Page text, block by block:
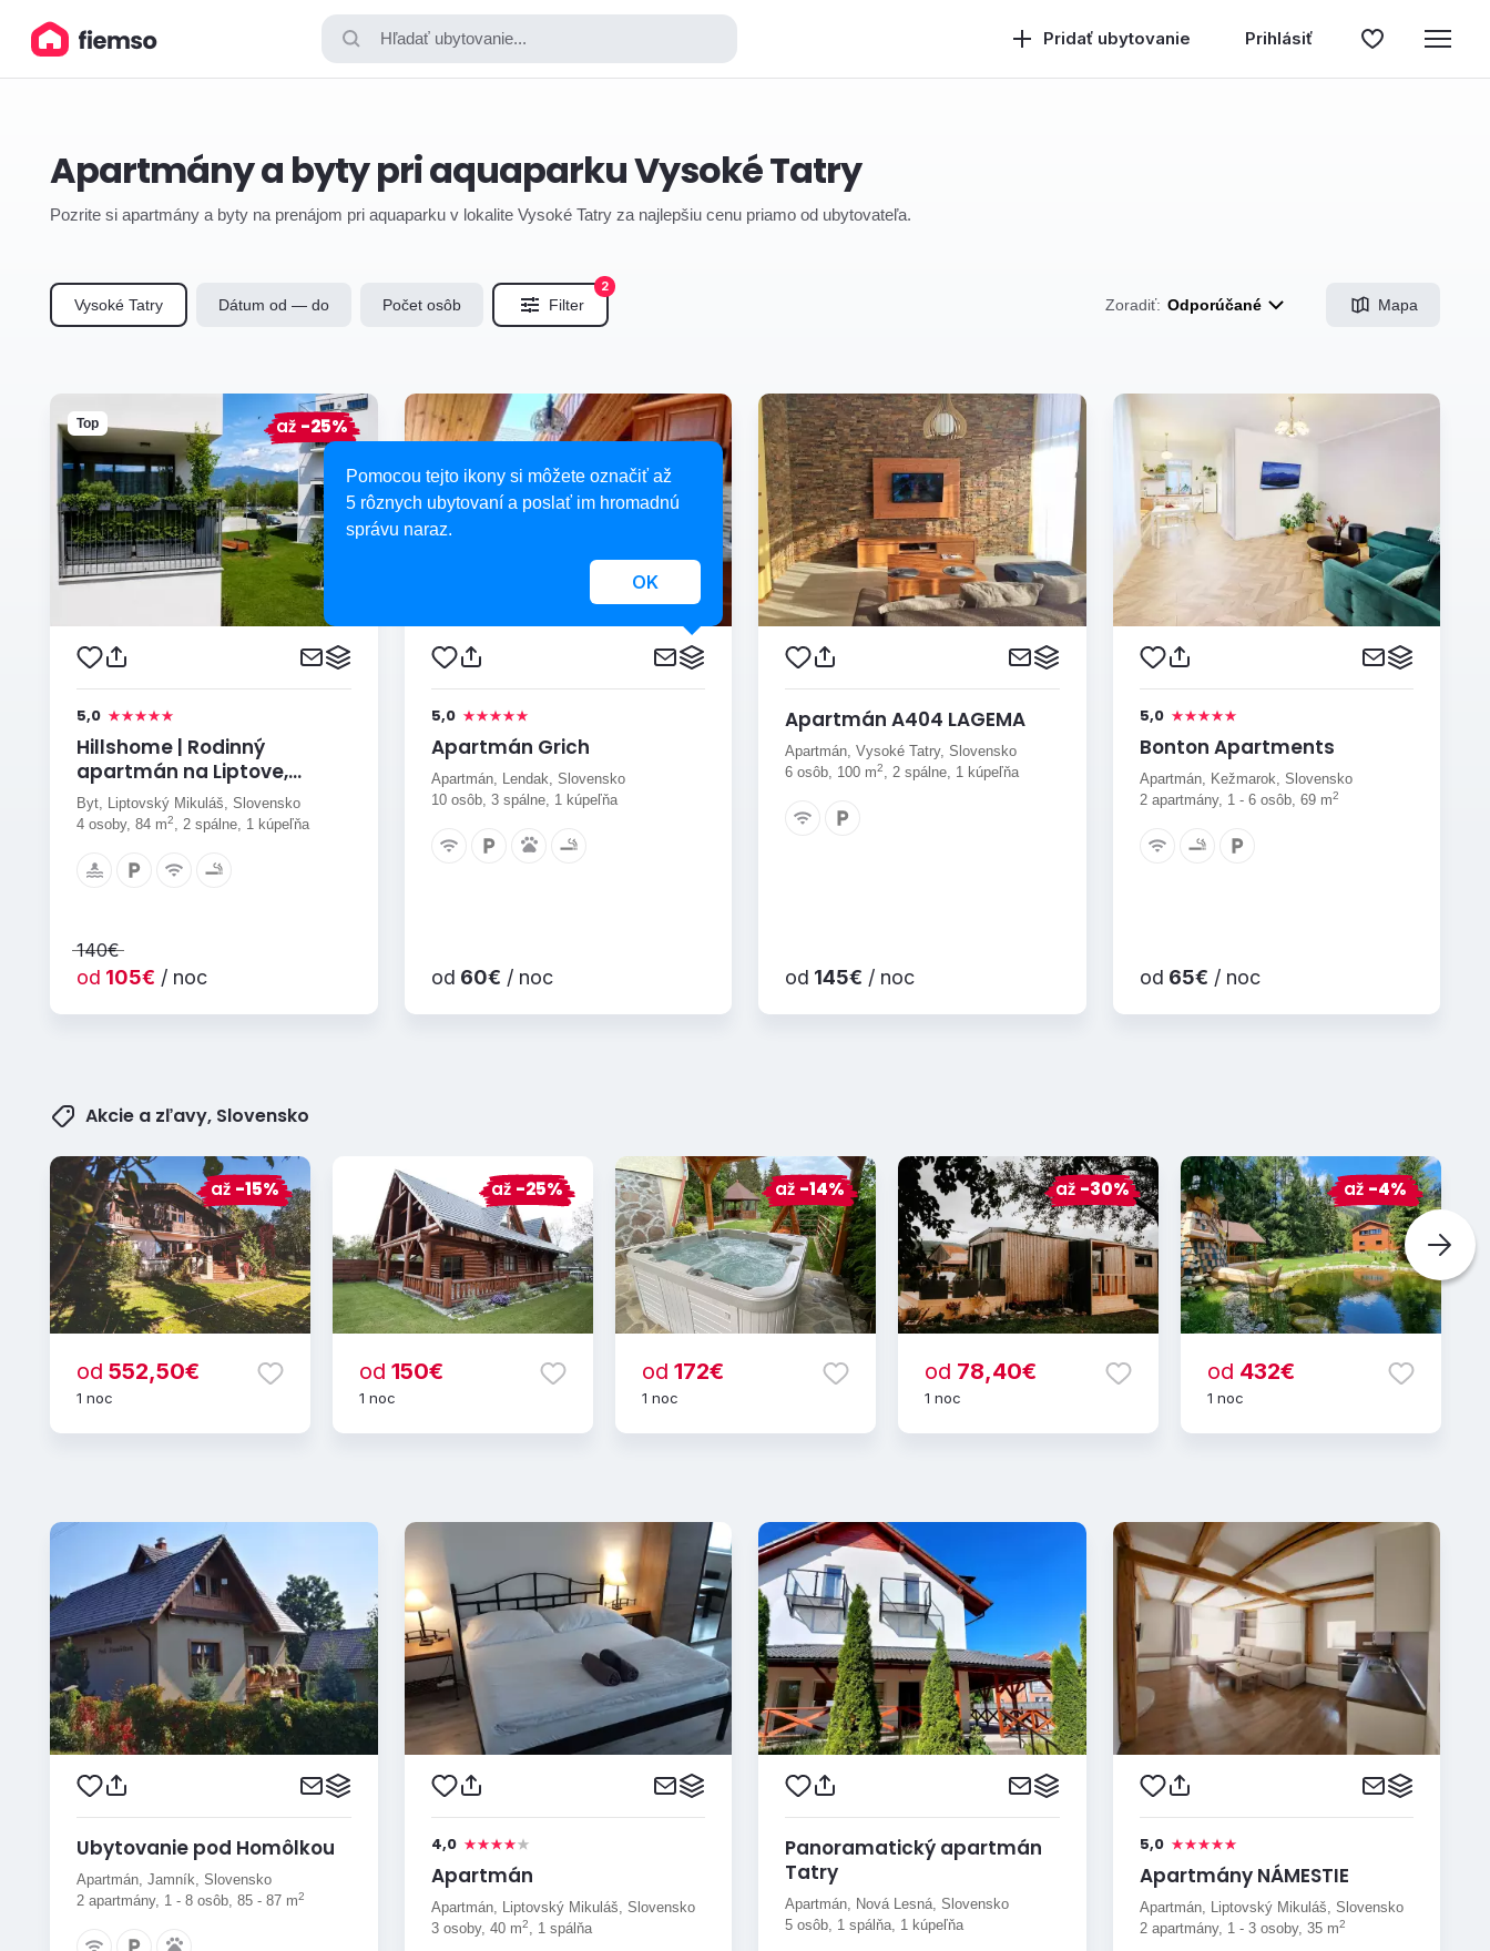
Hľadať ubytovanie... Pridať ubytovanie Prihlásiť
Apartmány a byty pri aquaparku Vysoké Tatry
Pozrite si apartmány a byty na prenájom pri aquaparku v lokalite Vysoké Tatry za najlepšiu cenu priamo od ubytovateľa.
Vysoké Tatry Dátum od — do Počet osôb Filter
2
Zoradiť: Odporúčané Mapa
5,0
Hillshome | Rodinný
apartmán na Liptove,
plnohodnotná základňa pre
výlety, so saunou a terasou
Byt, Liptovský Mikuláš, Slovensko
4 osoby, 84 m2, 2 spálne, 1 kúpeľňa
140€
od 105€ / noc
Top až -25%
5,0
Apartmán Grich
Apartmán, Lendak, Slovensko
10 osôb, 3 spálne, 1 kúpeľňa
od 60€ / noc
Apartmán A404 LAGEMA
Apartmán, Vysoké Tatry, Slovensko
6 osôb, 100 m2, 2 spálne, 1 kúpeľňa
od 145€ / noc
5,0
Bonton Apartments
Apartmán, Kežmarok, Slovensko
2 apartmány, 1 - 6 osôb, 69 m2
od 65€ / noc
Akcie a zľavy, Slovensko
od 552,50€
1 noc
až -15%
od 150€
1 noc
až -25%
od 172€
1 noc
až -14%
od 78,40€
1 noc
až -30%
od 432€
1 noc
až -4%
Ubytovanie pod Homôlkou
Apartmán, Jamník, Slovensko
2 apartmány, 1 - 8 osôb, 85 - 87 m2
4,0
Apartmán
Apartmán, Liptovský Mikuláš, Slovensko
3 osoby, 40 m2, 1 spálňa
Panoramatický apartmán
Tatry
Apartmán, Nová Lesná, Slovensko
5 osôb, 1 spálňa, 1 kúpeľňa
5,0
Apartmány NÁMESTIE
Apartmán, Liptovský Mikuláš, Slovensko
2 apartmány, 1 - 3 osoby, 35 m2
Pomocou tejto ikony si môžete označiť až
5 rôznych ubytovaní a poslať im hromadnú
správu naraz.
OK